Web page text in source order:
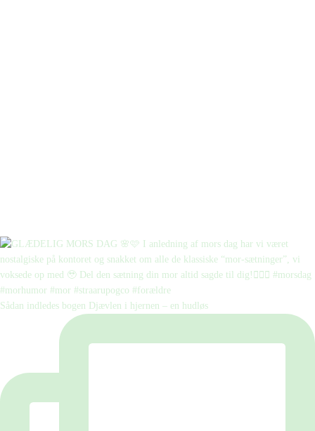
Sådan indledes bogen Djævlen i hjernen – en hudløs